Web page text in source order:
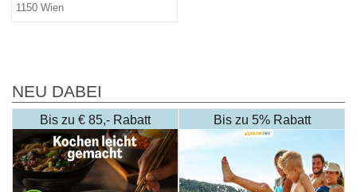
1150 Wien
NEU DABEI
Bis zu € 85,- Rabatt Bis zu 5% Rabatt